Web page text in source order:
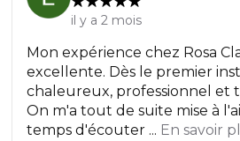
il y a 2 mois
Mon expérience chez Rosa
excellente. Dès le premier
chaleureux, professionnel et
On m'a tout de suite mise à
temps d'écouter ... En savoir